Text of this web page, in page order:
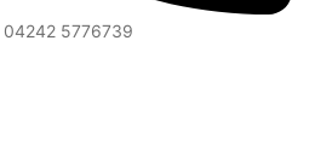
04242 5776739